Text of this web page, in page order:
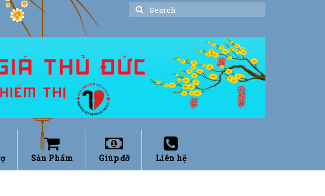
Search
Sản Phẩm Giúp đỡ Liên hệ